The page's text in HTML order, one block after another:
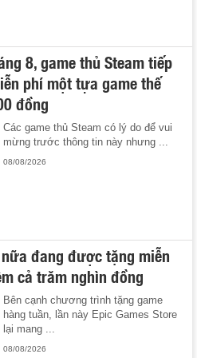
8, game thủ Steam tiếp
phí một tựa game thế
đồng
Các game thủ Steam có lý do để vui
mừng trước thông tin này nhưng ...
08/08/2026
đang được tặng miễn
cả trăm nghìn đồng
Bên cạnh chương trình tặng game
hàng tuần, lần này Epic Games Store
lại mang ...
08/08/2026